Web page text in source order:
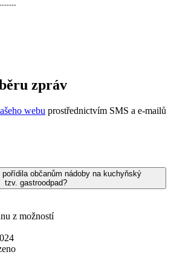
zpráv
webu prostřednictvím SMS a e-mailů
občanům nádoby na kuchyňský
tzv. gastroodpad?
z možností